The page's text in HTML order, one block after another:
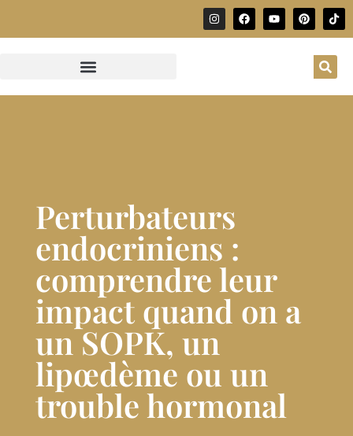
Perturbateurs
endocriniens :
comprendre leur
impact quand on a
un SOPK, un
lipœdème ou un
trouble hormonal